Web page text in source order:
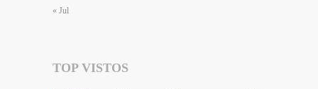
« Jul
TOP VISTOS